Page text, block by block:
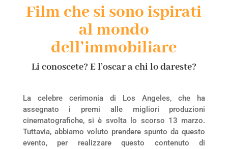
Film che si sono ispirati
al mondo
dell’immobiliare
Li conoscete? E l’oscar a chi lo dareste?
La celebre cerimonia di Los Angeles, che ha
assegnato i premi alle migliori produzioni
cinematografiche, si è svolta lo scorso 13 marzo.
Tuttavia, abbiamo voluto prendere spunto da questo
evento, per realizzare questo contenuto di